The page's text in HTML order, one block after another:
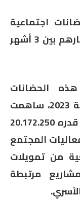
اجتماعية
موجهة للأطفال الذين تتراوح أعمارهم بين 3 أشهر
الحضانات
الاجتماعية بلغ 49 حضانة إلى غاية 2023، ساهمت
الوزارة في تمويلها بمبلغ إجمالي قدره 20.172.250
المجتمع
استفادت 38 جمعية من تمويلات
لدعم مشاريع مرتبطة